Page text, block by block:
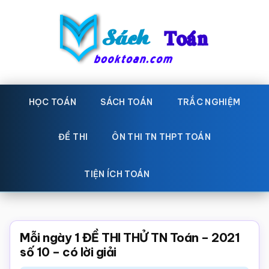
Sách
Toán
toán
Học
toán,
giáo
Toán,
trắc
HỌC TOÁN SÁCH TOÁN TRẮC NGHIỆM
ĐỀ THI ÔN THI TN THPT TOÁN
TIỆN ÍCH TOÁN
Mỗi ngày 1 ĐỀ THI THỬ TN Toán – 2021
số 10 – có lời giải